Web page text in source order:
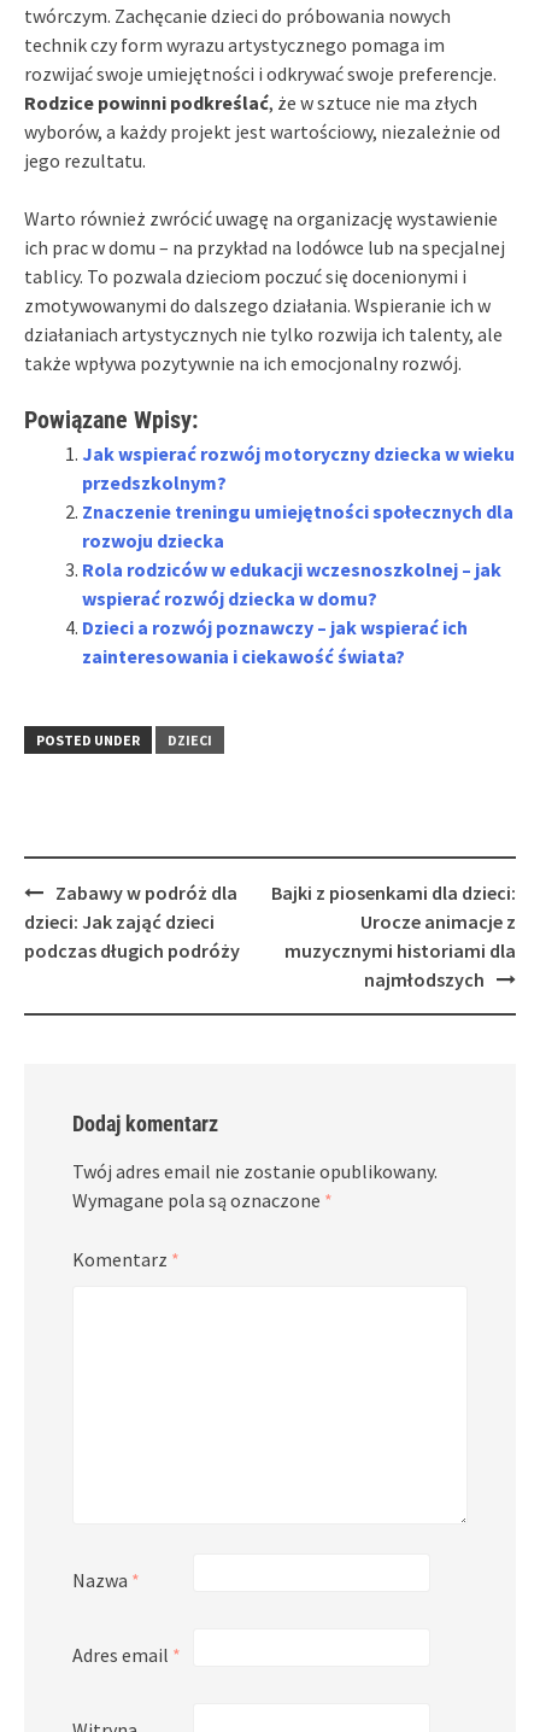
twórczym. Zachęcanie dzieci do próbowania nowych
technik czy form wyrazu artystycznego pomaga im
rozwijać swoje umiejętności i odkrywać swoje preferencje.
Rodzice powinni podkreślać, że w sztuce nie ma złych
wyborów, a każdy projekt jest wartościowy, niezależnie od
jego rezultatu.
Warto również zwrócić uwagę na organizację wystawienie
ich prac w domu – na przykład na lodówce lub na specjalnej
tablicy. To pozwala dzieciom poczuć się docenionymi i
zmotywowanymi do dalszego działania. Wspieranie ich w
działaniach artystycznych nie tylko rozwija ich talenty, ale
także wpływa pozytywnie na ich emocjonalny rozwój.
Powiązane Wpisy:
Jak wspierać rozwój motoryczny dziecka w wieku
przedszkolnym?
Znaczenie treningu umiejętności społecznych dla
rozwoju dziecka
Rola rodziców w edukacji wczesnoszkolnej – jak
wspierać rozwój dziecka w domu?
Dzieci a rozwój poznawczy – jak wspierać ich
zainteresowania i ciekawość świata?
POSTED UNDER DZIECI
Post
navigation
Zabawy w podróż dla
dzieci: Jak zająć dzieci
podczas długich podróży
Bajki z piosenkami dla dzieci:
Urocze animacje z
muzycznymi historiami dla
najmłodszych
Dodaj komentarz
Twój adres email nie zostanie opublikowany.
Wymagane pola są oznaczone *
Komentarz *
Nazwa *
Adres email *